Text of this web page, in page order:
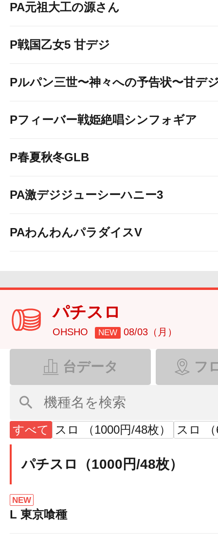
PA元祖大工の源さん
P戦国乙女5 甘デジ
Pルパン三世〜神々への予告状〜甘デ
Pフィーバー戦姫絶唱シンフォギア
P春夏秋冬GLB
PA激デジジューシーハニー3
PAわんわんパラダイスV
パチスロ
OHSHO NEW 08/03（月）
台データ フ
すべて スロ （1000円/48枚） スロ
パチスロ（1000円/48枚）
NEW
L 東京喰種